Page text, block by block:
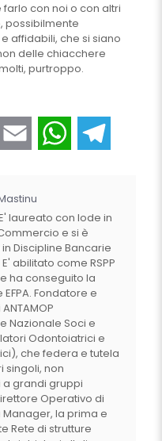
con noi o con altri
possibilmente
affidabili, che si siano
delle chiacchere
purtroppo.
LinkedIn Email WhatsApp
laureato con lode in
e si è
Discipline Bancarie
abilitato come RSPP
ha conseguito la
Fondatore e
Nazionale Soci e
Odontoiatrici e
che federa e tutela
singoli, non
grandi gruppi
Operativo di
Manager, la prima e
Rete di strutture